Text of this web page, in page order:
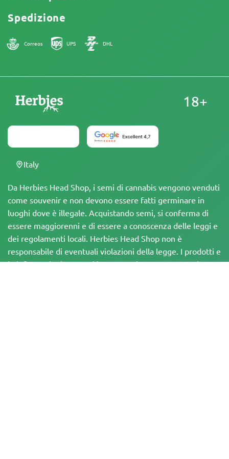
Spedizione
Correos UPS DHL
Da Herbies Head Shop, i semi di cannabis vengono venduti
come souvenir e non devono essere fatti germinare in
luoghi dove è illegale. Acquistando semi, si conferma di
essere maggiorenni e di essere a conoscenza delle leggi e
dei regolamenti locali. Herbies Head Shop non è
responsabile di eventuali violazioni della legge. I prodotti e
le informazioni presenti in questo sito non sono stati
18+
Italy